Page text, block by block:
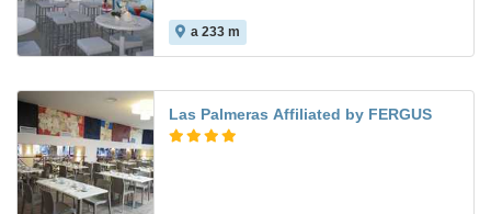
a 233 m
Las Palmeras Affiliated by FERGUS